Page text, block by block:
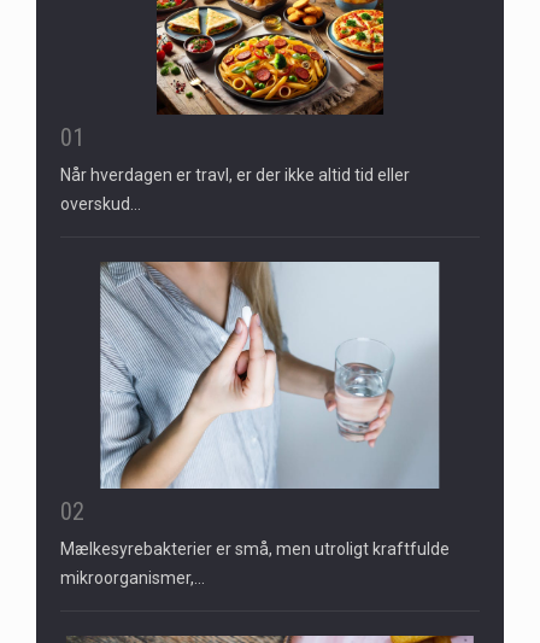
01
Når hverdagen er travl, er der ikke altid tid eller
overskud…
02
Mælkesyrebakterier er små, men utroligt kraftfulde
mikroorganismer,…